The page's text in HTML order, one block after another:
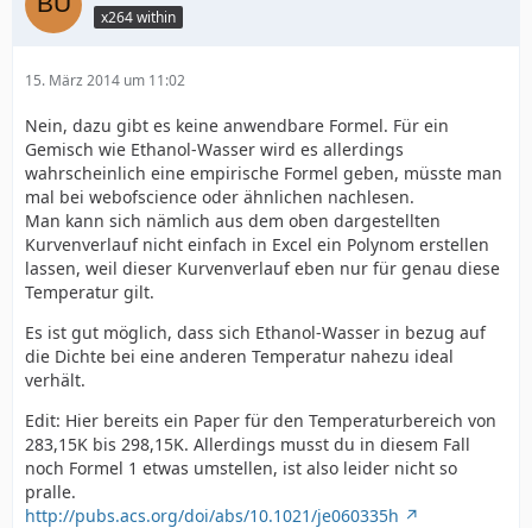
x264 within
15. März 2014 um 11:02
Nein, dazu gibt es keine anwendbare Formel. Für ein
Gemisch wie Ethanol-Wasser wird es allerdings
wahrscheinlich eine empirische Formel geben, müsste man
mal bei webofscience oder ähnlichen nachlesen.
Man kann sich nämlich aus dem oben dargestellten
Kurvenverlauf nicht einfach in Excel ein Polynom erstellen
lassen, weil dieser Kurvenverlauf eben nur für genau diese
Temperatur gilt.
Es ist gut möglich, dass sich Ethanol-Wasser in bezug auf
die Dichte bei eine anderen Temperatur nahezu ideal
verhält.
Edit: Hier bereits ein Paper für den Temperaturbereich von
283,15K bis 298,15K. Allerdings musst du in diesem Fall
noch Formel 1 etwas umstellen, ist also leider nicht so
pralle.
http://pubs.acs.org/doi/abs/10.1021/je060335h